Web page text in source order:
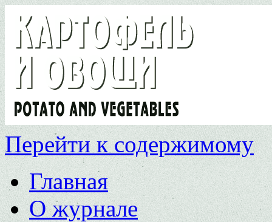
Перейти к содержимому
Главная
О журнале